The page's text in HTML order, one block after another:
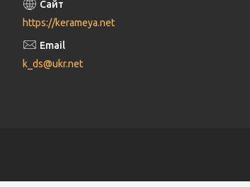
https://kerameya.net
k_ds@ukr.net